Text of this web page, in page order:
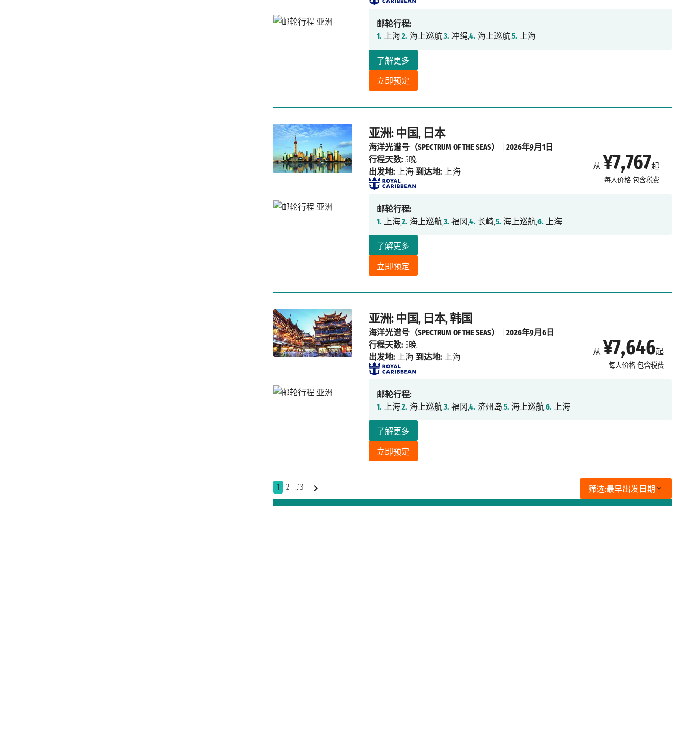
了解更多
立即预定
邮轮行程:
1. 上海,2. 海上巡航,3. 冲绳,4. 海上巡航,5. 上海
亚洲: 中国, 日本
从 ¥7,767起
每人价格 包含税费
了解更多
立即预定
海洋光谱号（SPECTRUM OF THE SEAS） |2026年9月1日
行程天数: 5晚
出发地: 上海 到达地: 上海
邮轮行程:
1. 上海,2. 海上巡航,3. 福冈,4. 长崎,5. 海上巡航,6. 上海
亚洲: 中国, 日本, 韩国
从 ¥7,646起
每人价格 包含税费
了解更多
立即预定
海洋光谱号（SPECTRUM OF THE SEAS） |2026年9月6日
行程天数: 5晚
出发地: 上海 到达地: 上海
邮轮行程:
1. 上海,2. 海上巡航,3. 福冈,4. 济州岛,5. 海上巡航,6. 上海
1 2 ..13 筛选:最早出发日期